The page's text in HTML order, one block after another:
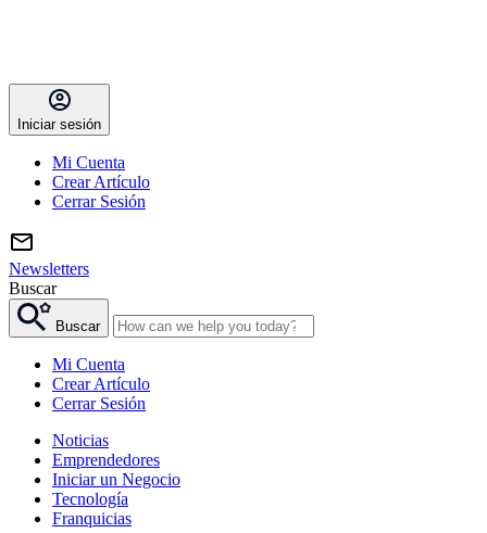
Iniciar sesión
Mi Cuenta
Crear Artículo
Cerrar Sesión
Newsletters
Buscar
Buscar
Mi Cuenta
Crear Artículo
Cerrar Sesión
Noticias
Emprendedores
Iniciar un Negocio
Tecnología
Franquicias